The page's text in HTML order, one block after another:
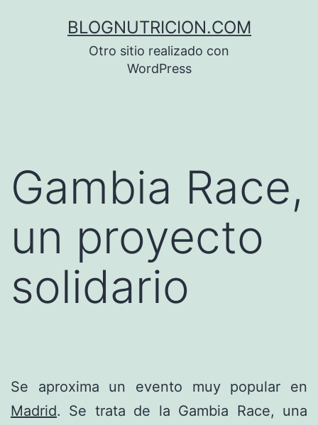
BLOGNUTRICION.COM
Otro sitio realizado con
WordPress
Gambia Race,
un proyecto
solidario
Se aproxima un evento muy popular en
Madrid. Se trata de la Gambia Race, una